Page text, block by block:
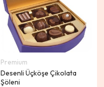
Premium
Desenli Üçköşe Çikolata
Şöleni